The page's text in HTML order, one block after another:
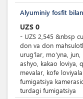
Alyuminiy fosfit
UZS 0
- UZS 2,545 &nbsp
don va don
urug'lar, mo'yna, jun,
ashyo, kakao loviya,
mevalar, kofe
fumigatsiya
turdagi fumigatsiya